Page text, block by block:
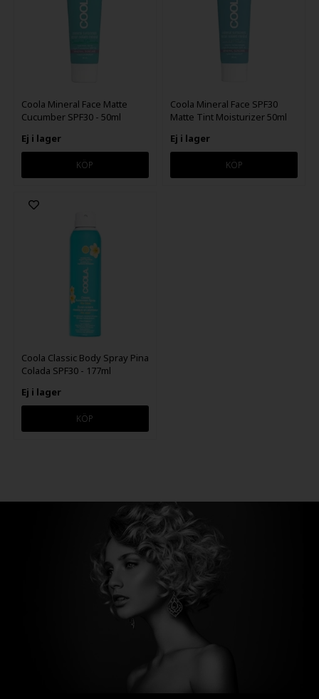
Coola Mineral Face Matte
Cucumber SPF30 - 50ml
Ej i lager
Coola Mineral Face SPF30
Matte Tint Moisturizer 50ml
Ej i lager
Coola Classic Body Spray Pina
Colada SPF30 - 177ml
Ej i lager